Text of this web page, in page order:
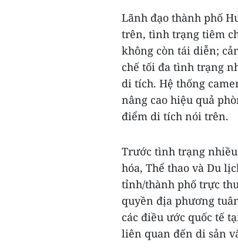
Lãnh đạo thành phố
trên, tình trạng tiêm
không còn tái diễn;
chế tối đa tình trạng
di tích. Hệ thống
nâng cao hiệu quả
điểm di tích nói trên.
Trước tình trạng
hóa, Thể thao và Du
tỉnh/thành phố trực
quyền địa phương
các điều ước quốc tế
liên quan đến di sản